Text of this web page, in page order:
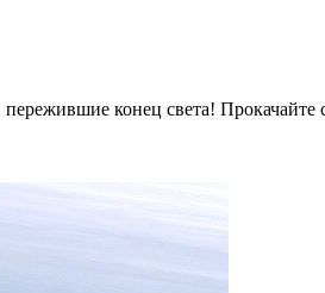
конец света!